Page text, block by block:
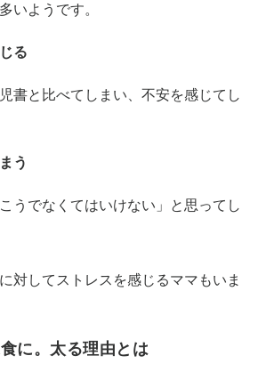
いようです。
る
書と比べてしまい、不安を感じてし
う
うでなくてはいけない」と思ってし
対してストレスを感じるママもいま
に。太る理由とは